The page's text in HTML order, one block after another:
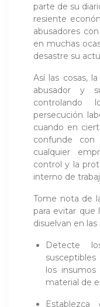
parte de su
resiente
abusadores
en muchas
desastre su
Así las cosas,
abusador y
persecución
cuando en
confunde con
cualquier
control y la
interno de
Tome nota de
para evitar que
disuelvan en
Detecte
los insumos
material de
Establezca